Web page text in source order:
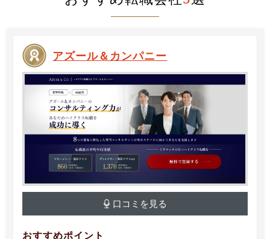
アズール＆カンパニー
口コミを見る
おすすめポイント